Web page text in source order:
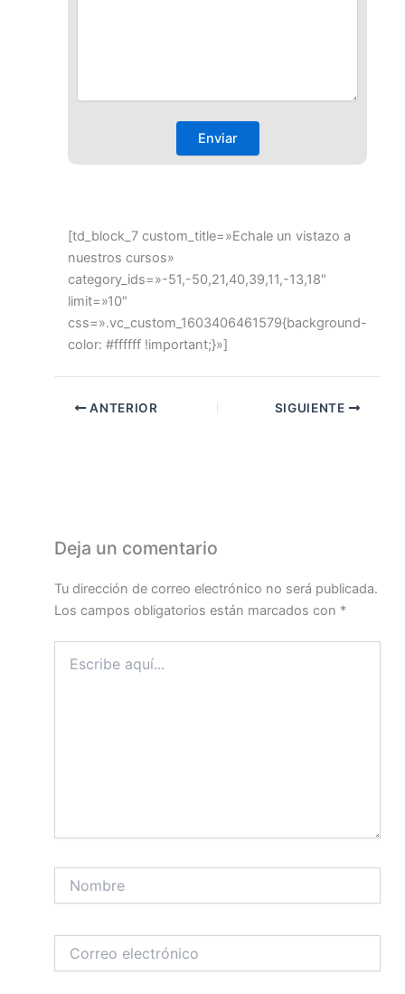
[td_block_7 custom_title=»Echale un vistazo a
nuestros cursos»
category_ids=»-51,-50,21,40,39,11,-13,18″
limit=»10″
css=».vc_custom_1603406461579{background-
color: #ffffff !important;}»]
ANTERIOR SIGUIENTE
Deja un comentario
Tu dirección de correo electrónico no será publicada.
Los campos obligatorios están marcados con *
aquí...
electrónico